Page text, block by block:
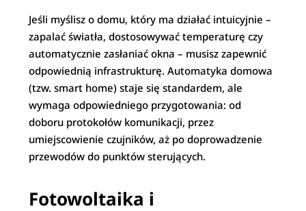
Jeśli myślisz o domu, który ma działać intuicyjnie –
zapalać światła, dostosowywać temperaturę czy
automatycznie zasłaniać okna – musisz zapewnić
odpowiednią infrastrukturę. Automatyka domowa
(tzw. smart home) staje się standardem, ale
wymaga odpowiedniego przygotowania: od
doboru protokołów komunikacji, przez
umiejscowienie czujników, aż po doprowadzenie
przewodów do punktów sterujących.
Fotowoltaika i